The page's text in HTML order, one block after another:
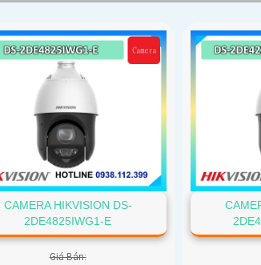
CAMERA HIKVISION DS-
2DE4825IWG1-E
Giá Bán: